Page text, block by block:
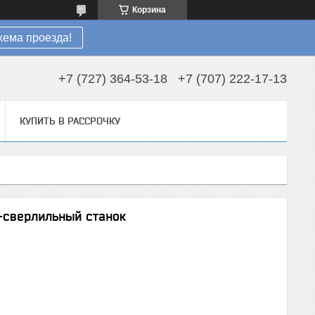
Корзина
проезда!
+7 (727) 364-53-18 +7 (707) 222-17-13
КУПИТЬ В РАССРОЧКУ
станок